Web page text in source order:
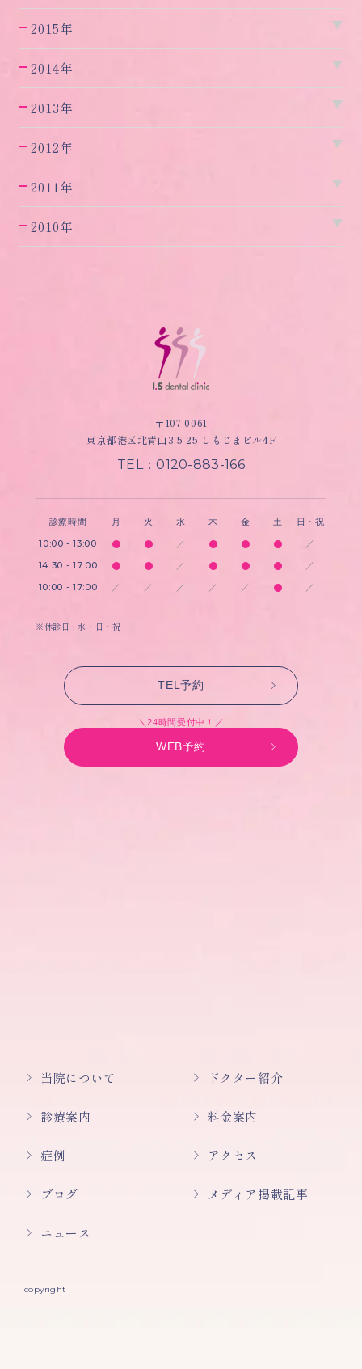
2015年
2014年
2013年
2012年
2011年
2010年
〒107-0061
東京都港区北青山3-5-25 しもじまビル4F
TEL：0120-883-166
診療時間 月 火 水 木 金 土 日・祝
10:00 - 13:00 ／ ／
14:30 - 17:00 ／ ／
10:00 - 17:00 ／ ／ ／ ／ ／ ／
※休診日 : 水・日・祝
TEL予約
＼24時間受付中！／
WEB予約
当院について ドクター紹介
診療案内 料金案内
症例 アクセス
ブログ メディア掲載記事
ニュース
copyright